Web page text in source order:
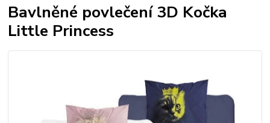
Bavlněné povlečení 3D Kočka
Little Princess